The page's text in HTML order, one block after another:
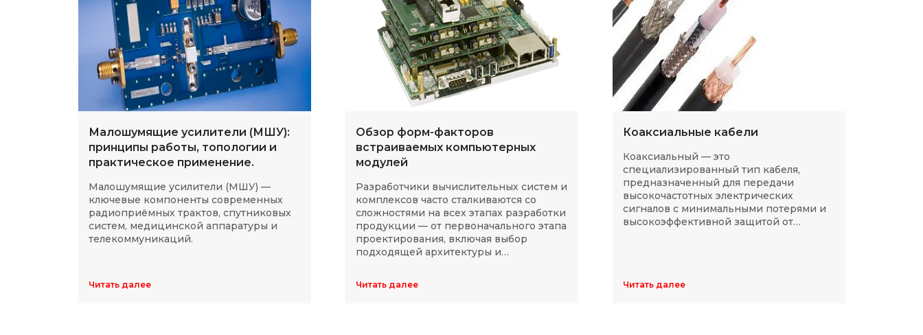
Малошумящие усилители (МШУ):
принципы работы, топологии и
практическое применение.
Малошумящие усилители (МШУ) —
ключевые компоненты современных
радиоприёмных трактов, спутниковых
систем, медицинской аппаратуры и
телекоммуникаций.
Читать далее
Обзор форм-факторов
встраиваемых компьютерных
модулей
Разработчики вычислительных систем и
комплексов часто сталкиваются со
сложностями на всех этапах разработки
продукции — от первоначального этапа
проектирования, включая выбор
подходящей архитектуры и
длительного массового производства.
Читать далее
Коаксиальные кабели
Коаксиальный — это
специализированный тип кабеля,
предназначенный для передачи
высокочастотных электрических
сигналов с минимальными потерями и
высокоэффективной защитой от
Читать далее